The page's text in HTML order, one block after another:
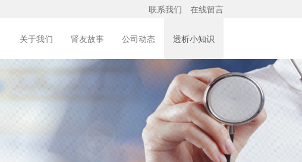
联系我们 在线留言
关于我们 肾友故事 公司动态 透析小知识